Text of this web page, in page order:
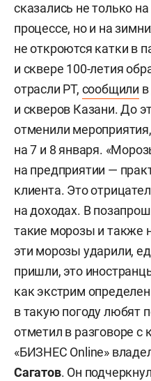
сказались не только
процессе, но и на
не откроются катки в
и сквере 100-летия
отрасли РТ, сообщили
и скверов Казани. До
отменили
на 7 и 8 января.
на предприятии —
клиента. Это
на доходах. В
такие морозы и также
эти морозы ударили,
пришли, это
как экстрим
в такую погоду любят
отметил в разговоре с
«БИЗНЕС Online»
Сагатов. Он